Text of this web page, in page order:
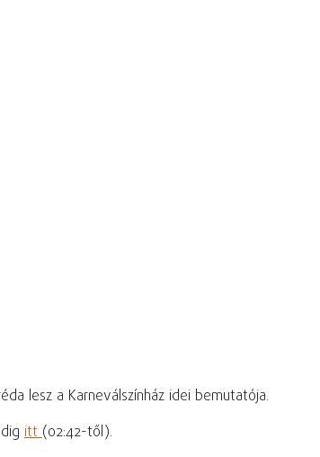
lesz a Karneválszínház idei bemutatója.
itt(02:42-től).